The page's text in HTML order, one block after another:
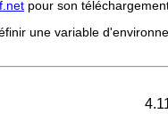
pour son
une variable